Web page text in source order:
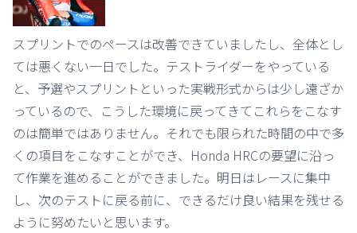
スプリントでのペースは改善できていましたし、全体とし
ては悪くない一日でした。テストライダーをやっている
と、予選やスプリントといった実戦形式からは少し遠ざか
っているので、こうした環境に戻ってきてこれらをこなす
のは簡単ではありません。それでも限られた時間の中で多
くの項目をこなすことができ、Honda HRCの要望に沿っ
て作業を進めることができました。明日はレースに集中
し、次のテストに戻る前に、できるだけ良い結果を残せる
ように努めたいと思います。